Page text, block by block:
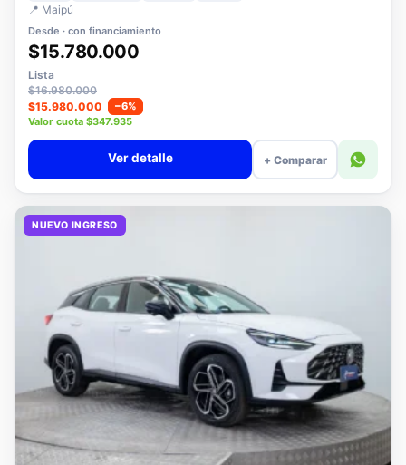
2024
📍 Maipú
Desde · con financiamiento
$15.780.000
Lista
$16.980.000
$15.980.000
−6%
Valor cuota $347.935
+ Comparar